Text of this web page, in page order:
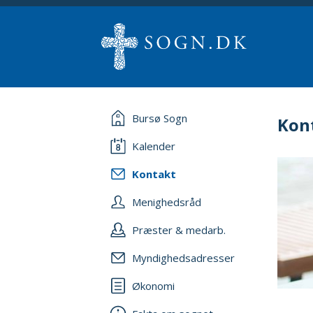
Bursø Sogn
Kalender
Kontakt
Menighedsråd
Præster & medarb.
Myndighedsadresser
Økonomi